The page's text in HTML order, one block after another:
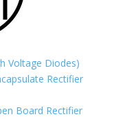
Voltage Diodes)
Rectifier
Board Rectifier